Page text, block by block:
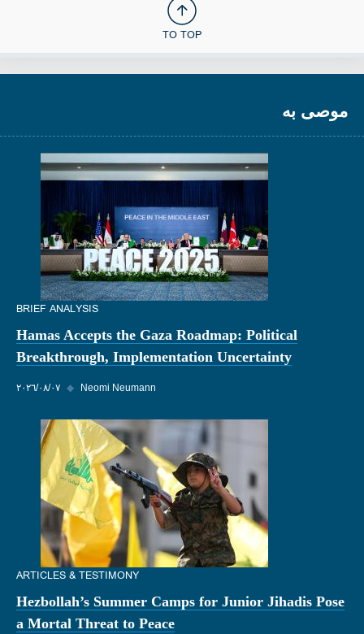
TO TOP
موصى به
BRIEF ANALYSIS
Hamas Accepts the Gaza Roadmap: Political
Breakthrough, Implementation Uncertainty
٠٧‏/٠٨‏/٢٠٢٦ ◆ Neomi Neumann
ARTICLES & TESTIMONY
Hezbollah’s Summer Camps for Junior Jihadis Pose
a Mortal Threat to Peace